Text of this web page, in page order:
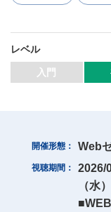
会員情報変更
お問い合わせ
実務支援機能
相談部メール相談
レベル
入門
開催形態 Web
視聴期間
2026/
（水